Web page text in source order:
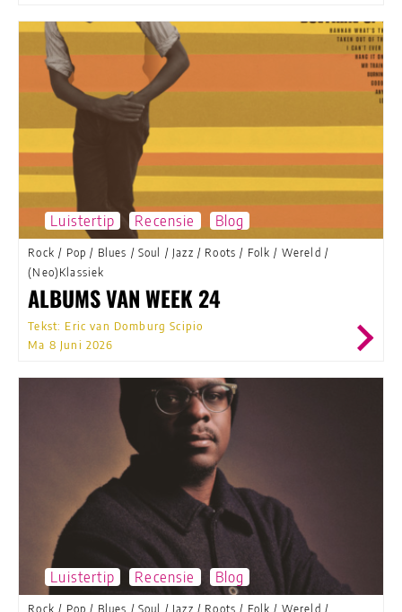
Luistertip Recensie Blog
Rock / Pop / Blues / Soul / Jazz / Roots / Folk / Wereld /
(Neo)Klassiek
ALBUMS VAN WEEK 24
Tekst: Eric van Domburg Scipio
Ma 8 Juni 2026
Luistertip Recensie Blog
Rock / Pop / Blues / Soul / Jazz / Roots / Folk / Wereld /